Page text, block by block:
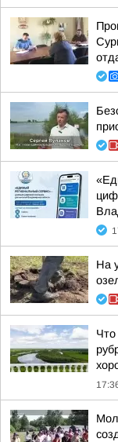
На